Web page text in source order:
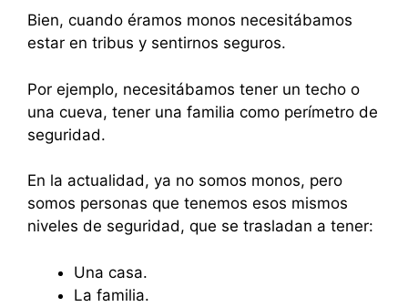
Bien, cuando éramos monos necesitábamos
estar en tribus y sentirnos seguros.
Por ejemplo, necesitábamos tener un techo o
una cueva, tener una familia como perímetro de
seguridad.
En la actualidad, ya no somos monos, pero
somos personas que tenemos esos mismos
niveles de seguridad, que se trasladan a tener:
Una casa.
La familia.